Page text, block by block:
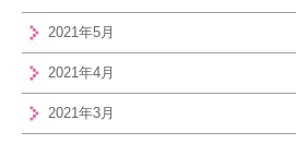
2021年5月
2021年4月
2021年3月